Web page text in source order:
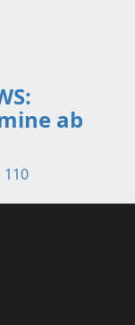
ab
110